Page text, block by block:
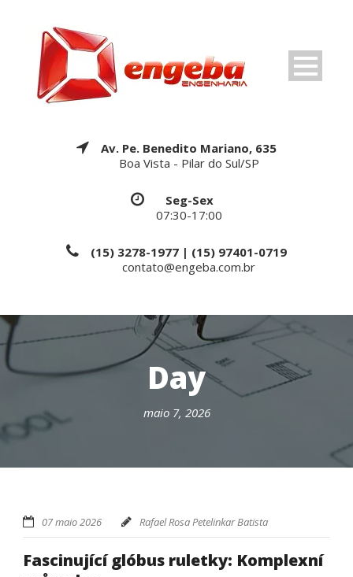
Av. Pe. Benedito Mariano, 635
Boa Vista - Pilar do Sul/SP
Seg-Sex
07:30-17:00
(15) 3278-1977 | (15) 97401-0719
contato@engeba.com.br
Day
maio 7, 2026
07 maio 2026 Rafael Rosa Petelinkar Batista
Fascinující glóbus ruletky: Komplexní